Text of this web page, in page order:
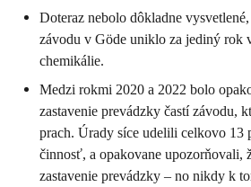
Doteraz nebolo dôkladne
závodu v Göde uniklo za jediný rok
chemikálie.
Medzi rokmi 2020 a 2022 bolo
zastavenie prevádzky častí závodu,
prach. Úrady síce udelili celkovo 13
činnosť, a opakovane upozorňovali,
zastavenie prevádzky – no nikdy k